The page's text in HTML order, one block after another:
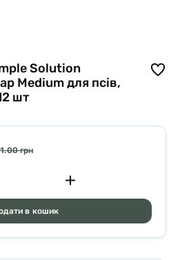
Solution
Medium для псів,
шт
грн
в кошик